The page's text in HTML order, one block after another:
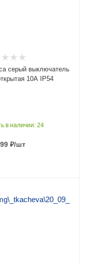
серый выключатель
10А IP54
в наличии: 24
₽/шт